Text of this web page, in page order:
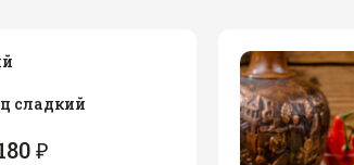
сладкий
₽